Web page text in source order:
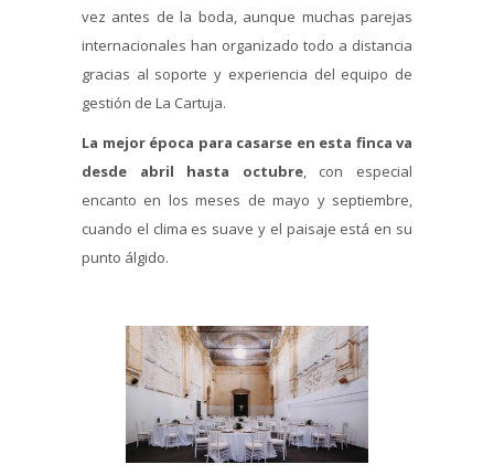
vez antes de la boda, aunque muchas parejas
internacionales han organizado todo a distancia
gracias al soporte y experiencia del equipo de
gestión de La Cartuja.
La mejor época para casarse en esta finca va
desde abril hasta octubre, con especial
encanto en los meses de mayo y septiembre,
cuando el clima es suave y el paisaje está en su
punto álgido.